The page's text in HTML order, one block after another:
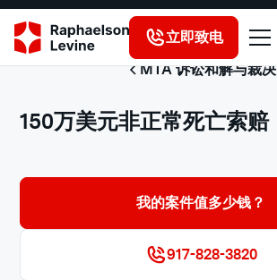
立即致电
MTA 诉讼和解与裁决
150万美元非正常死亡索赔
我的案件值多少钱？
917-828-3820